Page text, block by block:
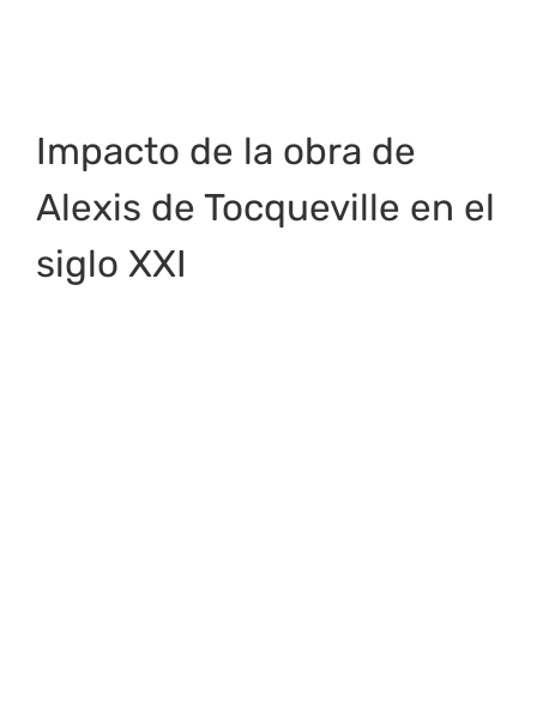
Impacto de la obra de
Alexis de Tocqueville en el
siglo XXI